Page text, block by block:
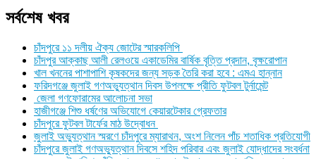
সর্বশেষ খবর
চাঁদপুরে ১১ দলীয় ঐক্য জোটের স্মারকলিপি
চাঁদপুর আক্কাছ আলী রেলওয়ে একাডেমির বার্ষিক বৃত্তি প্রদান, বৃক্ষরোপান
খাল খননের পাশাপাশি কৃষকদের জন্য সড়ক তৈরি করা হবে : এমএ হান্নান
ফরিদগঞ্জে জুলাই গণঅভ্যুত্থান দিবস উপলক্ষে প্রীতি ফুটবল টুর্নামেন্ট
জেলা গণফোরামের আলোচনা সভা
হাজীগঞ্জে শিশু ধর্ষণের অভিযোগে কেয়ারটেকার গ্রেফতার
চাঁদপুরে ফুটবল টার্ফের মাঠ উদ্বোধন
জুলাই অভ্যুত্থান স্মরণে চাঁদপুরে ম্যারাথন, অংশ নিলেন পাঁচ শতাধিক প্রতিযোগী
চাঁদপুরে জুলাই গণঅভ্যুত্থান দিবসে শহিদ পরিবার এবং জুলাই যোদ্ধাদের সংবর্ধনা